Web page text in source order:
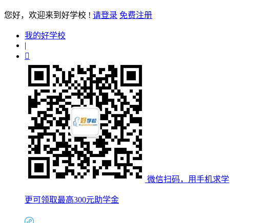
您好，欢迎来到好学校 ! 请登录 免费注册
我的好学校
|

微信扫码，用手机求学
更可领取最高300元助学金